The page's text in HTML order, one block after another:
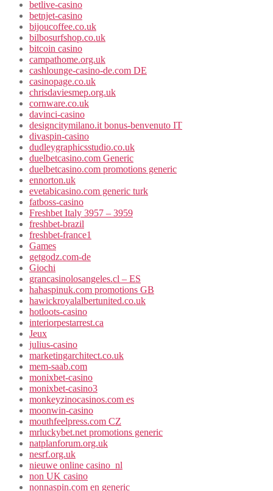
betlive-casino
betnjet-casino
bijoucoffee.co.uk
bilbosurfshop.co.uk
bitcoin casino
campathome.org.uk
cashlounge-casino-de.com DE
casinopage.co.uk
chrisdaviesmep.org.uk
cornware.co.uk
davinci-casino
designcitymilano.it bonus-benvenuto IT
divaspin-casino
dudleygraphicsstudio.co.uk
duelbetcasino.com Generic
duelbetcasino.com promotions generic
ennorton.uk
evetabicasino.com generic turk
fatboss-casino
Freshbet Italy 3957 – 3959
freshbet-brazil
freshbet-france1
Games
getgodz.com-de
Giochi
grancasinolosangeles.cl – ES
hahaspinuk.com promotions GB
hawickroyalalbertunited.co.uk
hotloots-casino
interiorpestarrest.ca
Jeux
julius-casino
marketingarchitect.co.uk
mem-saab.com
monixbet-casino
monixbet-casino3
monkeyzinocasinos.com es
moonwin-casino
mouthfeelpress.com CZ
mrluckybet.net promotions generic
natplanforum.org.uk
nesrf.org.uk
nieuwe online casino_nl
non UK casino
nonnaspin.com en generic